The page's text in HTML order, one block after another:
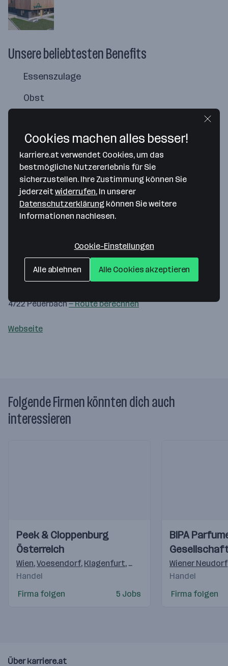
Unsere beliebtesten Benefits
Essenszulage
Obst
Tischlerei Beyer Gesellschaft m.b.H.
4722 Peuerbach— Route berechnen
Webseite
Folgende Firmen könnten dich auch
interessieren
Videos
Einblicke
Einblicke
Peek & Cloppenburg
Österreich
Wien,Voesendorf, Klagenfurt, Pasching Linz,Salzburg-
Handel
Firma folgen
5 Jobs
Videos
Einblicke
Einblicke
BIPA
Wiener Neudorf
Handel
Firma folgen
Über karriere.at
Cookies machen alles besser!
karriere.at verwendet Cookies, um das
bestmögliche Nutzererlebnis für Sie
sicherzustellen. Ihre Zustimmung können Sie
jederzeit widerrufen. In unserer
Datenschutzerklärung können Sie weitere
Informationen nachlesen.
Cookie-Einstellungen
Alle ablehnen Alle Cookies akzeptieren